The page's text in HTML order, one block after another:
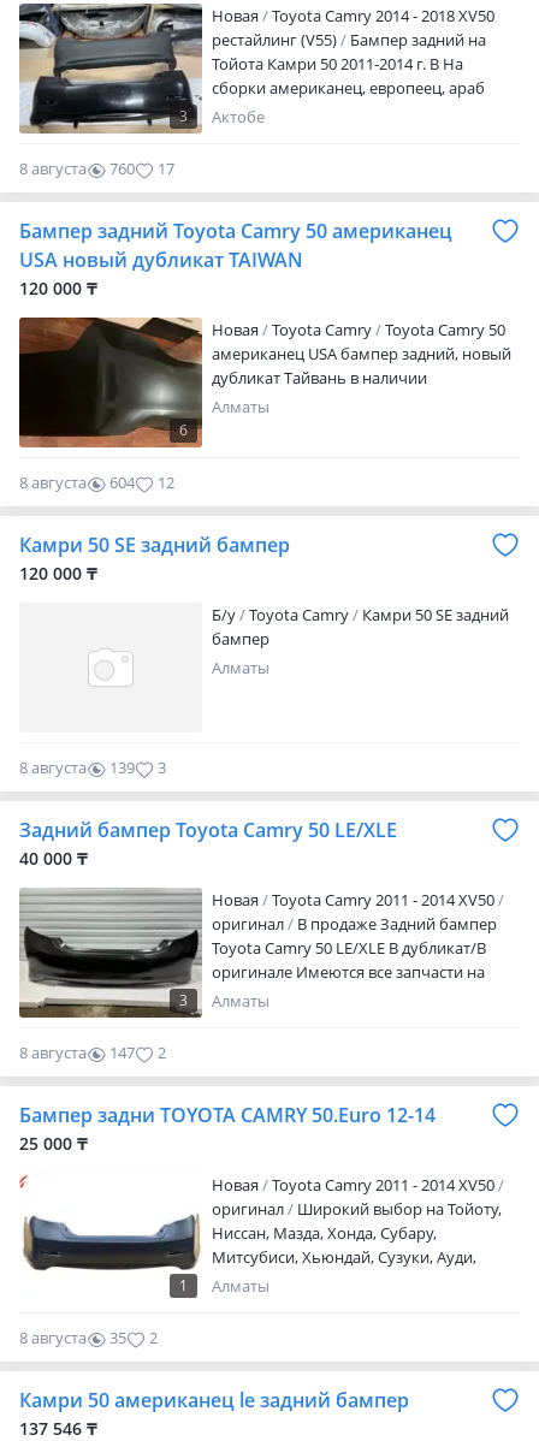
3
Новая
Toyota Camry 2014 - 2018 XV50
рестайлинг (V55)
Бампер задний на
Тойота Камри 50 2011-2014 г. В На
сборки американец, европеец, араб
Новые, производство Тайвань высшего
Магазин автозапчастей «Batys Parts»
предоставляет большой ассортимент
кузовных запчастей на множество
товары в рассрочку на 12 месяцев Мы
находимся по адресу: г. Актобе ул.
Молдагулова 56Е Звоните будем рады
вам помочь!
Актобе
8 августа 760 17
Бампер задний Toyota Camry 50 американец
USA новый дубликат TAIWAN
120 000 ₸
6
Новая Toyota Camry
Toyota Camry 50
американец USA бампер задний, новый
дубликат Тайвань в наличии
Алматы
8 августа 604 12
Камри 50 SE задний бампер
120 000 ₸
Б/y Toyota Camry
Камри 50 SE задний
бампер
Алматы
8 августа 139 3
Задний бампер Toyota Camry 50 LE/XLE
40 000 ₸
3
Новая
Toyota Camry 2011 - 2014 XV50
оригинал
В продаже Задний бампер
Toyota Camry 50 LE/XLE В дубликат/В
оригинале Имеются все запчасти на
данную модель (Оригинал, дубликаты)
привезти любые оригинальные
запчасти из эмиратов. Срок 1-2 недели
список В продаже В дубликат/В
оригинале Имеются все запчасти на
данную модель (Оригинал, дубликаты)
При покупке уточняйте цену Доставка
по городу есть Отправка по регионам
запчасти из эмиратов. Срок 1-2 недели
напишите вин код вашего автомобиля и
Алматы
8 августа 147 2
Бампер задни TOYOTA CAMRY 50.Euro 12-14
25 000 ₸
1
Новая
Toyota Camry 2011 - 2014 XV50
оригинал
Широкий выбор на Тойоту,
Ниссан, Мазда, Хонда, Субару,
Митсубиси, Хьюндай, Сузуки, Ауди,
Фольцваген, БМВ. Уточняйте модели
момышулы), отправка ж д и авиа
доставка. Высылайте фото или
Алматы
8 августа 35 2
Камри 50 американец le задний бампер
137 546 ₸